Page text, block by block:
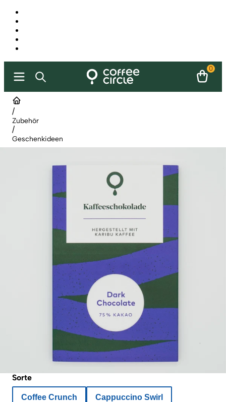
0
/
Zubehör
/
Geschenkideen
Sorte
Coffee Crunch Cappuccino Swirl